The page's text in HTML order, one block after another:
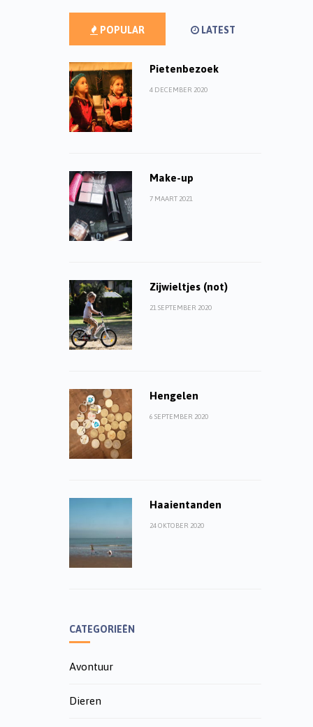
POPULAR LATEST
Pietenbezoek
4 DECEMBER 2020
Make-up
7 MAART 2021
Zijwieltjes (not)
21 SEPTEMBER 2020
Hengelen
6 SEPTEMBER 2020
Haaientanden
24 OKTOBER 2020
CATEGORIEËN
Avontuur
Dieren